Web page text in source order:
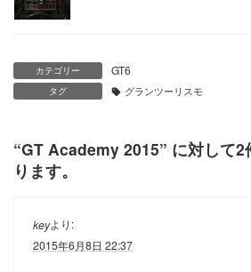
カテゴリー GT6
タグ グランツーリスモ
“GT Academy 2015” に対して
ります。
keyより:
2015年6月8日 22:37